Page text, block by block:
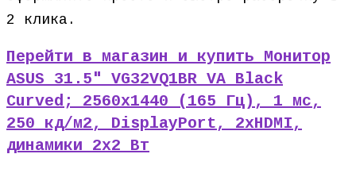
2 клика.
Перейти в магазин и купить Монитор
ASUS 31.5″ VG32VQ1BR VA Black
Curved; 2560х1440 (165 Гц), 1 мс,
250 кд/м2, DisplayPort, 2хHDMI,
динамики 2х2 Вт